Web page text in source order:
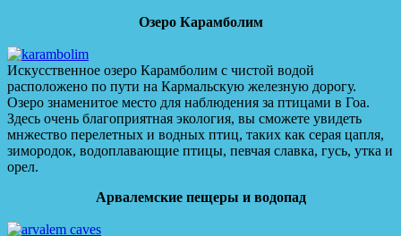
Озеро Карамболим
Искусственное озеро Карамболим с чистой водой
расположено по пути на Кармальскую железную дорогу.
Озеро знаменитое место для наблюдения за птицами в Гоа.
Здесь очень благоприятная экология, вы сможете увидеть
мнжество перелетных и водных птиц, таких как серая цапля,
зимородок, водоплавающие птицы, певчая славка, гусь, утка и
орел.
Арвалемские пещеры и водопад